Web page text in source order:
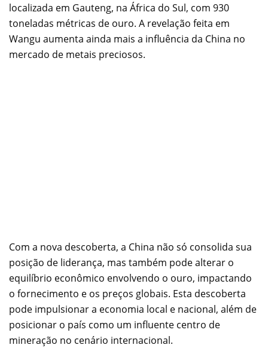
localizada em Gauteng, na África do Sul, com 930
toneladas métricas de ouro. A revelação feita em
Wangu aumenta ainda mais a influência da China no
mercado de metais preciosos.
Com a nova descoberta, a China não só consolida sua
posição de liderança, mas também pode alterar o
equilíbrio econômico envolvendo o ouro, impactando
o fornecimento e os preços globais. Esta descoberta
pode impulsionar a economia local e nacional, além de
posicionar o país como um influente centro de
mineração no cenário internacional.